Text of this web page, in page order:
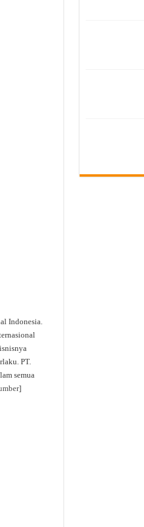
Indonesia.
PT.
semua
]